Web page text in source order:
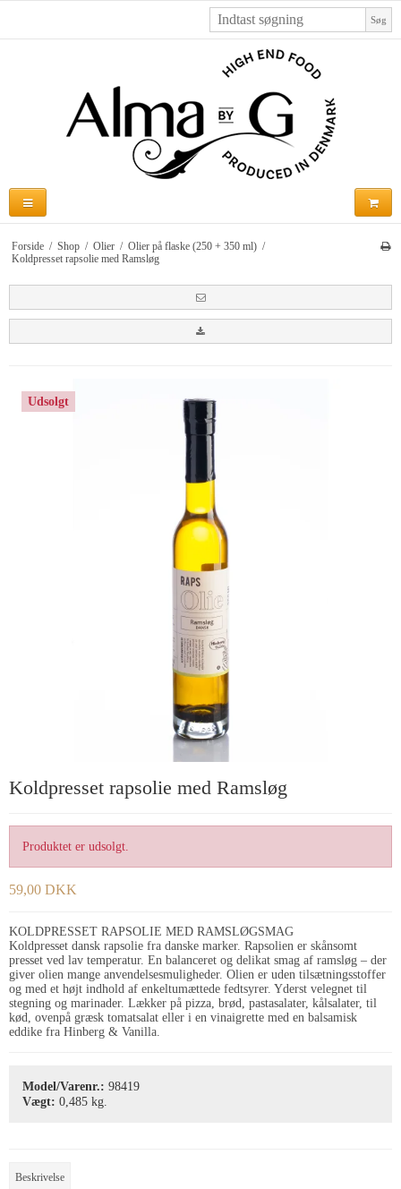
Søg
Forside / Shop / Olier / Olier på flaske (250 + 350 ml) /
Koldpresset rapsolie med Ramsløg
Udsolgt
Koldpresset rapsolie med Ramsløg
Produktet er udsolgt.
59,00 DKK
KOLDPRESSET RAPSOLIE MED RAMSLØGSMAG
Koldpresset dansk rapsolie fra danske marker. Rapsolien er skånsomt
presset ved lav temperatur. En balanceret og delikat smag af ramsløg – der
giver olien mange anvendelsesmuligheder. Olien er uden tilsætningsstoffer
og med et højt indhold af enkeltumættede fedtsyrer. Yderst velegnet til
stegning og marinader. Lækker på pizza, brød, pastasalater, kålsalater, til
kød, ovenpå græsk tomatsalat eller i en vinaigrette med en balsamisk
eddike fra Hinberg & Vanilla.
Model/Varenr.: 98419
Vægt: 0,485 kg.
Beskrivelse